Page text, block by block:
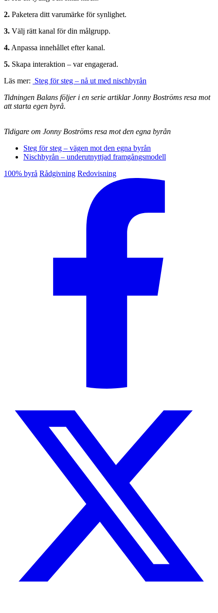
2. Paketera ditt varumärke för synlighet.
3. Välj rätt kanal för din målgrupp.
4. Anpassa innehållet efter kanal.
5. Skapa interaktion – var engagerad.
Läs mer: Steg för steg – nå ut med nischbyrån
Tidningen Balans följer i en serie artiklar Jonny Boströms resa mot
att starta egen byrå.
Tidigare om Jonny Boströms resa mot den egna byrån
Steg för steg – vägen mot den egna byrån
Nischbyrån – underutnyttjad framgångsmodell
100% byrå Rådgivning Redovisning